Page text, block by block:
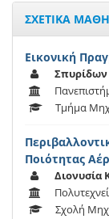
ΣΧΕΤΙΚΑ
Εικονική
Σπυρίδων
Τμήμα
Ποιότητας
Διονυσία
Σχολή